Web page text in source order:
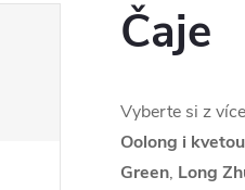
Čaje
Vyberte si z
Oolong i
Green, Long